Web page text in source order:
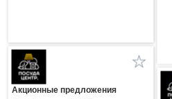
Акционные предложения